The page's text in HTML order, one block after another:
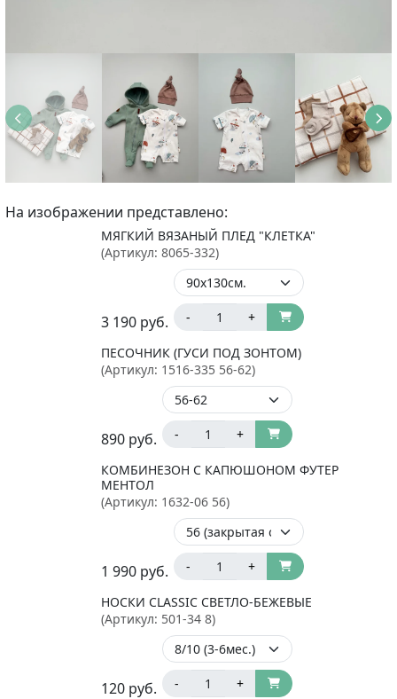
На изображении представлено:
МЯГКИЙ ВЯЗАНЫЙ ПЛЕД "КЛЕТКА"
(Артикул: 8065-332)
3 190 руб. - +
ПЕСОЧНИК (ГУСИ ПОД ЗОНТОМ)
(Артикул: 1516-335 56-62)
890 руб. - +
КОМБИНЕЗОН С КАПЮШОНОМ ФУТЕР
МЕНТОЛ
(Артикул: 1632-06 56)
1 990 руб. - +
НОСКИ CLASSIC СВЕТЛО-БЕЖЕВЫЕ
(Артикул: 501-34 8)
120 руб. - +